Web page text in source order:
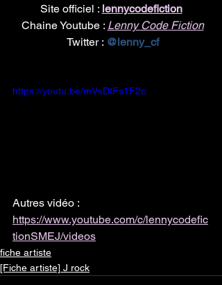
Site officiel : lennycodefiction
Chaine Youtube : Lenny Code Fiction
Twitter : @lenny_cf
https://youtu.be/mVsDtFs1F2c
Autres vidéo :
https://www.youtube.com/c/lennycodefic
tionSMEJ/videos
fiche artiste
[Fiche artiste] J rock